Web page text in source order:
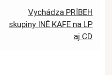
Vychádza PRÍBEH
skupiny INÉ KAFE na LP
aj CD